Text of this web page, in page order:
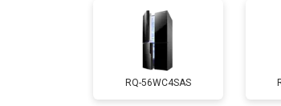
Замена таймера
Замена платы
RQ-56WC4SAS